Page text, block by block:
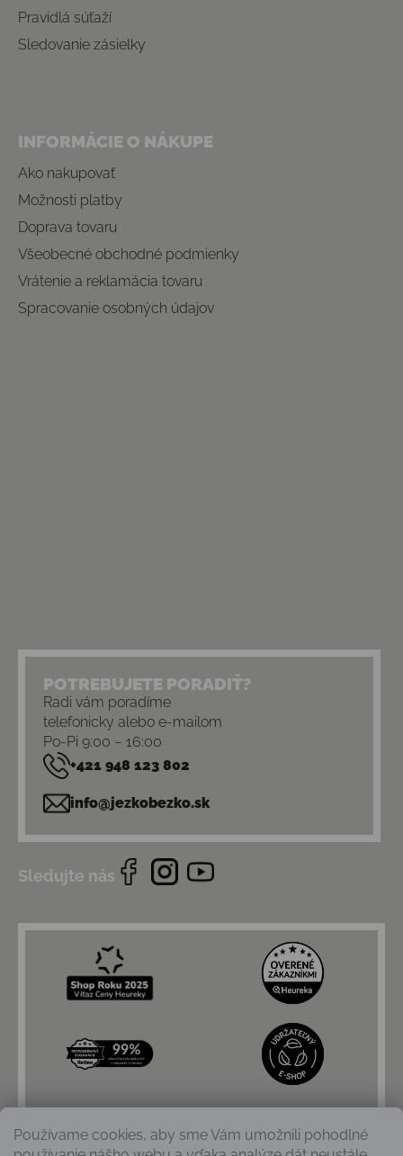
Používame cookies, aby sme Vám umožnili pohodlné
Pravidlá súťaží
Sledovanie zásielky
INFORMÁCIE O NÁKUPE
Ako nakupovať
Možnosti platby
Doprava tovaru
Všeobecné obchodné podmienky
Vrátenie a reklamácia tovaru
Spracovanie osobných údajov
POTREBUJETE PORADIŤ?
Radi vám poradíme
telefonicky alebo e-mailom
Po-Pi 9:00 – 16:00
+421 948 123 802
info@jezkobezko.sk
Sledujte nás